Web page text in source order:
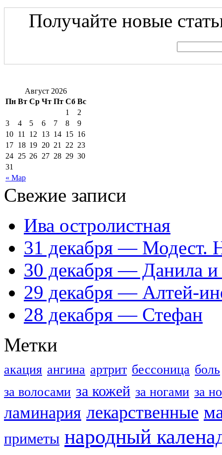
Получайте новые
Август 2026
Пн Вт Ср Чт Пт Сб Вс
« Мар
1
2
3
4 5 6 7 8
9
10 11 12 13 14 15 16
17 18 19 20 21 22 23
24 25 26 27 28 29 30
31
Свежие записи
Ива остролистная
31 декабря — Модест.
30 декабря — Данила
29 декабря — Алтей-
28 декабря — Стефан
Метки
акация ангина артрит бессоница боль
за волосами за кожей за ногами за
ламинария лекарственные
приметы народный